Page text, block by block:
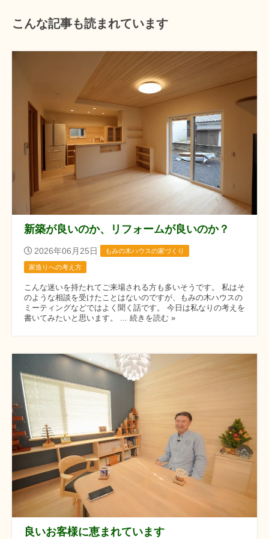
こんな記事も読まれています
新築が良いのか、リフォームが良いのか？
2026年06月25日 もみの木ハウスの家づくり
家造りへの考え方
こんな迷いを持たれてご来場される方も多いそうです。 私はそ
のような相談を受けたことはないのですが、もみの木ハウスの
ミーティングなどではよく聞く話です。 今日は私なりの考えを
書いてみたいと思います。 ... 続きを読む »
良いお客様に恵まれています